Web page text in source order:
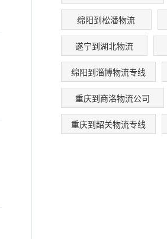
绵阳到松潘物流
遂宁到湖北物流
绵阳到淄博物流专线
重庆到商洛物流公司
重庆到韶关物流专线